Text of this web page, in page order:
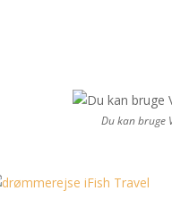
Du kan bruge